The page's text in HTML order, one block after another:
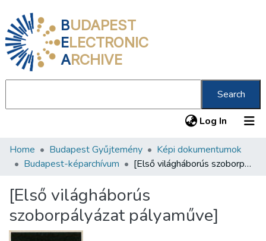
BUDAPEST
ELECTRONIC
ARCHIVE
Search
Log In (current)
Communities & Collections
Statistics
About us
Home Budapest Gyűjtemény
Képi dokumentumok
Budapest-képarchívum
[Első világháborús szoborpályázat pályaműve]
[Első világháborús
szoborpályázat pályaműve]